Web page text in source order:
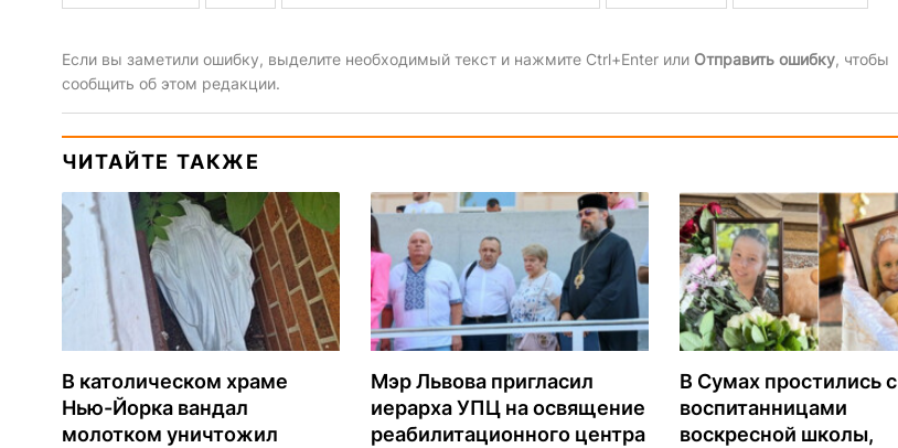
Если вы заметили ошибку, выделите необходимый текст и нажмите Ctrl+Enter или Отправить ошибку, чтобы
сообщить об этом редакции.
ЧИТАЙТЕ ТАКЖЕ
В католическом храме
Нью-Йорка вандал
молотком уничтожил
Мэр Львова пригласил
иерарха УПЦ на освящение
реабилитационного центра
В Сумах простились с
воспитанницами
воскресной школы,